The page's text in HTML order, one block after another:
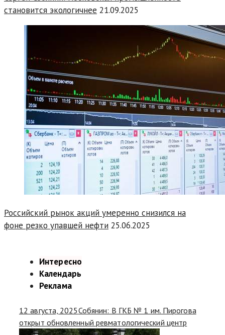
становится экологичнее 21.09.2025
Российский рынок акций умеренно снизился на
фоне резко упавшей нефти 25.06.2025
Интересно
Календарь
Реклама
12 августа, 2025Собянин: В ГКБ № 1 им. Пирогова
открыт обновленный ревматологический центр